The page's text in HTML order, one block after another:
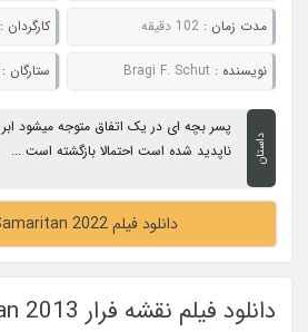
مدت زمان :102 دقیقه کارگردان :
نویسنده : Bragi F. Schut ستارگان :
داستان
ناپدید شده است احتمالا بازگشته است ...
دانلود فیلم Samaritan 2022 درستکار
دانلود فیلم نقشه فرار Escape Plan 2013